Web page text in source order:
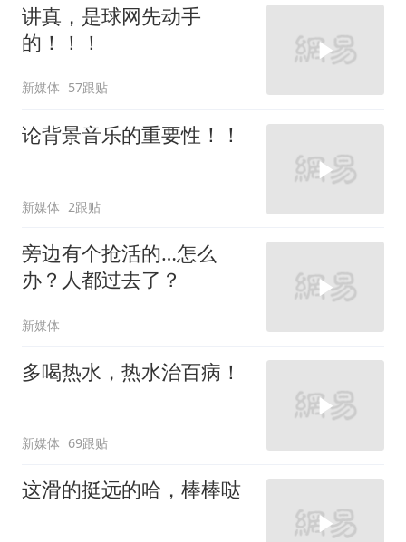
讲真，是球网先动手
的！！！
新媒体 57跟贴
论背景音乐的重要性！！
新媒体 2跟贴
旁边有个抢活的…怎么
办？人都过去了？
新媒体
多喝热水，热水治百病！
新媒体 69跟贴
这滑的挺远的哈，棒棒哒